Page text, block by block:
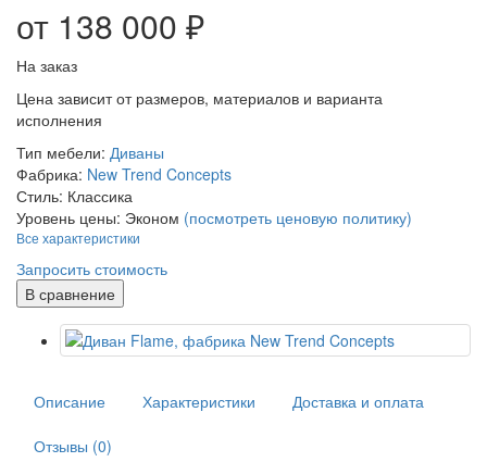
от 138 000 ₽
На заказ
Цена зависит от размеров, материалов и варианта
исполнения
Тип мебели: Диваны
Фабрика: New Trend Concepts
Стиль: Классика
Уровень цены: Эконом (посмотреть ценовую политику)
Все характеристики
Запросить стоимость
В сравнение
Описание Характеристики Доставка и оплата
Отзывы (0)